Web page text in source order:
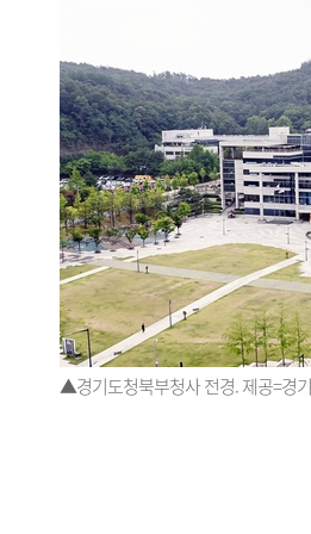
▲경기도청북부청사 전경. 제공=경